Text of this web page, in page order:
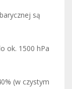
są
ok. 1500 hPa
(w czystym